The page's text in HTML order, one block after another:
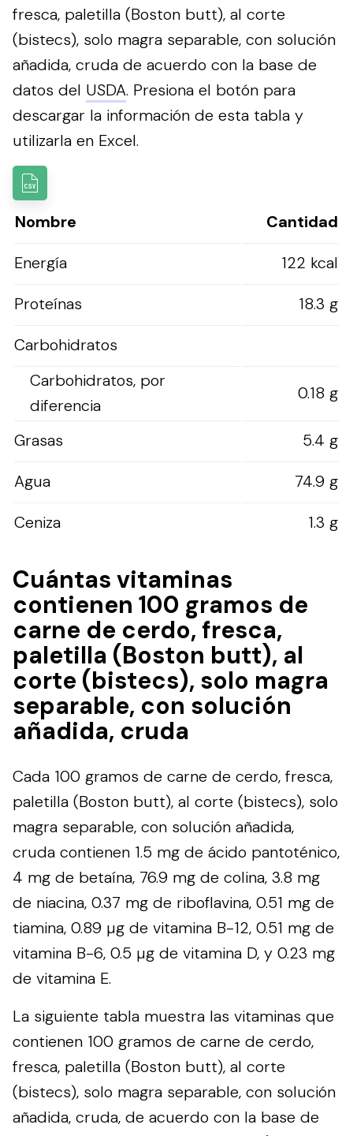
fresca, paletilla (Boston butt), al corte
(bistecs), solo magra separable, con solución
añadida, cruda de acuerdo con la base de
datos del USDA. Presiona el botón para
descargar la información de esta tabla y
utilizarla en Excel.
Nombre
Cantidad
Energía
122 kcal
Proteínas
18.3 g
Carbohidratos
Carbohidratos, por
diferencia
0.18 g
Grasas
5.4 g
Agua
74.9 g
Ceniza
1.3 g
Cuántas vitaminas
contienen 100 gramos de
carne de cerdo, fresca,
paletilla (Boston butt), al
corte (bistecs), solo magra
separable, con solución
añadida, cruda
Cada 100 gramos de carne de cerdo, fresca,
paletilla (Boston butt), al corte (bistecs), solo
magra separable, con solución añadida,
cruda contienen 1.5 mg de ácido pantoténico,
4 mg de betaína, 76.9 mg de colina, 3.8 mg
de niacina, 0.37 mg de riboflavina, 0.51 mg de
tiamina, 0.89 µg de vitamina B-12, 0.51 mg de
vitamina B-6, 0.5 µg de vitamina D, y 0.23 mg
de vitamina E.
La siguiente tabla muestra las vitaminas que
contienen 100 gramos de carne de cerdo,
fresca, paletilla (Boston butt), al corte
(bistecs), solo magra separable, con solución
añadida, cruda, de acuerdo con la base de